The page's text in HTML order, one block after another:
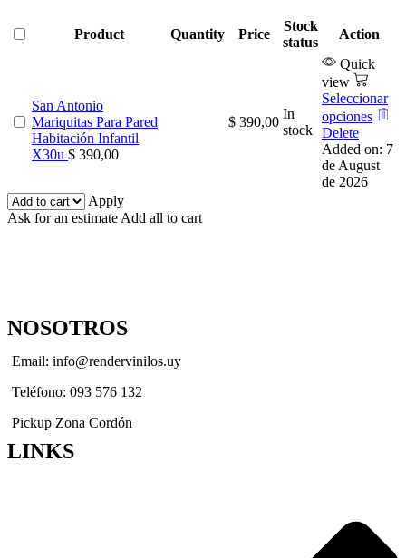
Product Quantity Price
Stock
status
Action
San Antonio
Mariquitas Para Pared
Habitación Infantil
X30u $ 390,00
$ 390,00
In
stock
Quick
view
Seleccionar
opciones
Delete
Added on: 7
de August
de 2026
Apply
Ask for an estimate Add all to cart
NOSOTROS
Email: info@rendervinilos.uy
Teléfono: 093 576 132
Pickup Zona Cordón
LINKS